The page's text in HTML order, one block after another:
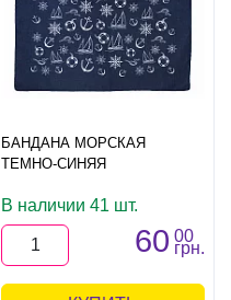
БАНДАНА МОРСКАЯ
ТЕМНО-СИНЯЯ
В наличии 41 шт.
60 00
грн.